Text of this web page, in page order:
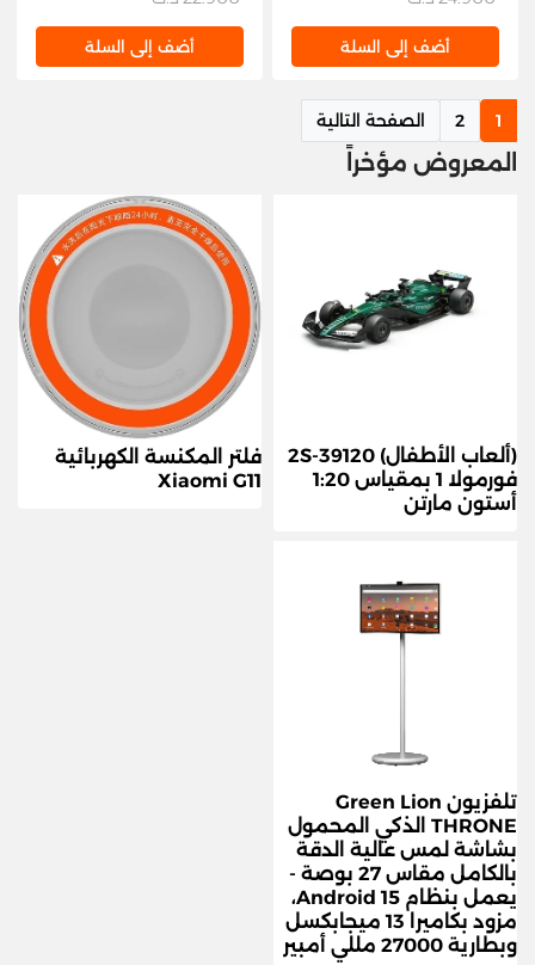
أضف إلى السلة أضف إلى السلة
1
2 الصفحة التالية
المعروض مؤخراً
(ألعاب الأطفال) 2S-39120
فورمولا 1 بمقياس 1:20
أستون مارتن
فلتر المكنسة الكهربائية
Xiaomi G11
تلفزيون Green Lion
THRONE الذكي المحمول
بشاشة لمس عالية الدقة
بالكامل مقاس 27 بوصة -
يعمل بنظام Android 15،
مزود بكاميرا 13 ميجابكسل
وبطارية 27000 مللي أمبير